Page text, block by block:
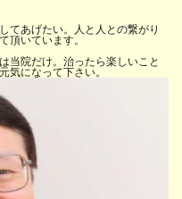
てあげたい。人と人との繋がり
頂いています。
当院だけ。治ったら楽しいこと
気になって下さい。